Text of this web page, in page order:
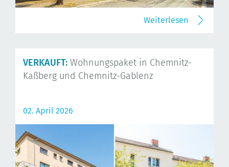
Weiterlesen
VERKAUFT: Wohnungspaket in Chemnitz-
Kaßberg und Chemnitz-Gablenz
02. April 2026